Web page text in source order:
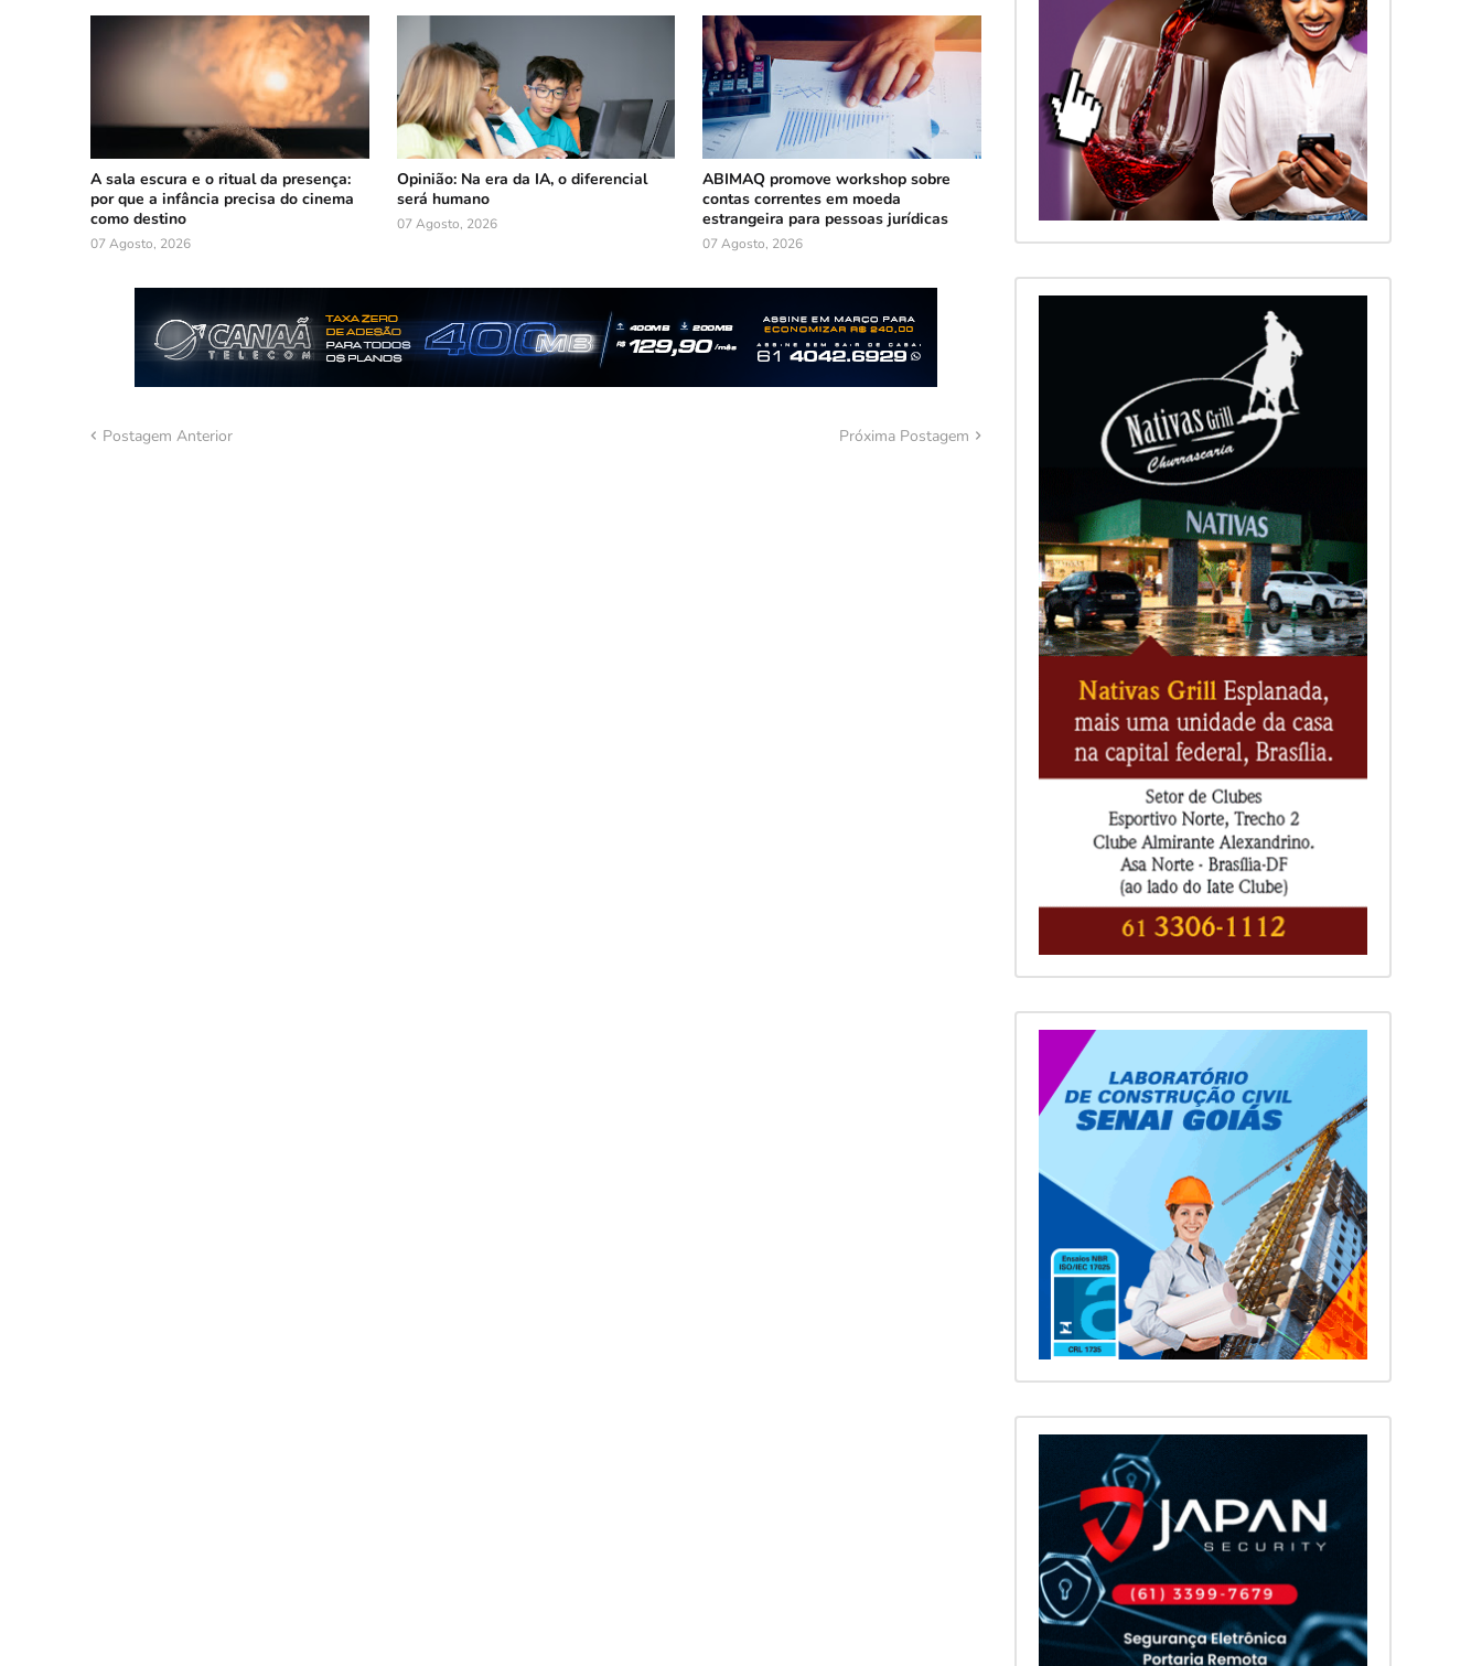
A sala escura e o ritual da presença:
por que a infância precisa do cinema
como destino
07 Agosto, 2026
Opinião: Na era da IA, o diferencial
será humano
07 Agosto, 2026
ABIMAQ promove workshop sobre
contas correntes em moeda
estrangeira para pessoas jurídicas
07 Agosto, 2026
Postagem Anterior Próxima Postagem